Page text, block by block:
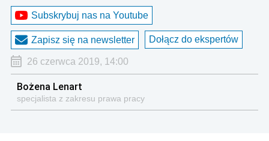
Subskrybuj nas na Youtube
Zapisz się na newsletter Dołącz do ekspertów
26 czerwca 2019, 14:00
Bożena Lenart
specjalista z zakresu prawa pracy